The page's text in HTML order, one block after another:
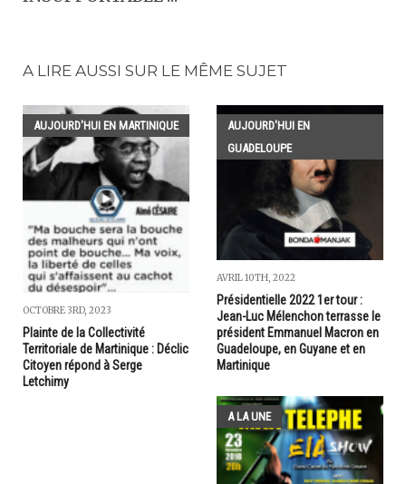
A LIRE AUSSI SUR LE MÊME SUJET
AUJOURD'HUI EN MARTINIQUE
OCTOBRE 3RD, 2023
Plainte de la Collectivité
Territoriale de Martinique : Déclic
Citoyen répond à Serge
Letchimy
AUJOURD'HUI EN
GUADELOUPE
AVRIL 10TH, 2022
Présidentielle 2022 1er tour :
Jean-Luc Mélenchon terrasse le
président Emmanuel Macron en
Guadeloupe, en Guyane et en
Martinique
A LA UNE